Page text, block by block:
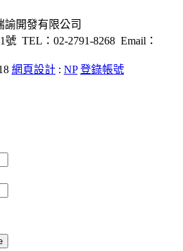
號 TEL：02-2791-8268 Email：
網頁設計 : NP 登錄帳號